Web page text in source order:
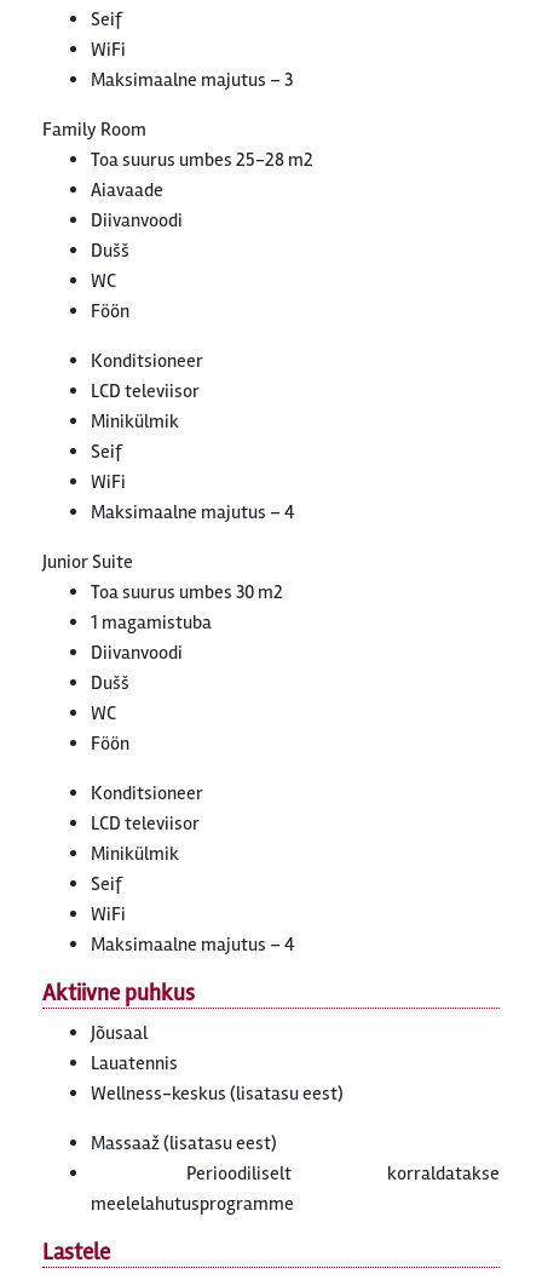
Seif
WiFi
Maksimaalne majutus – 3
Family Room
Toa suurus umbes 25-28 m2
Aiavaade
Diivanvoodi
Dušš
WC
Föön
Konditsioneer
LCD televiisor
Minikülmik
Seif
WiFi
Maksimaalne majutus – 4
Junior Suite
Toa suurus umbes 30 m2
1 magamistuba
Diivanvoodi
Dušš
WC
Föön
Konditsioneer
LCD televiisor
Minikülmik
Seif
WiFi
Maksimaalne majutus – 4
Aktiivne puhkus
Jõusaal
Lauatennis
Wellness-keskus (lisatasu eest)
Massaaž (lisatasu eest)
Perioodiliselt korraldatakse
meelelahutusprogramme
Lastele